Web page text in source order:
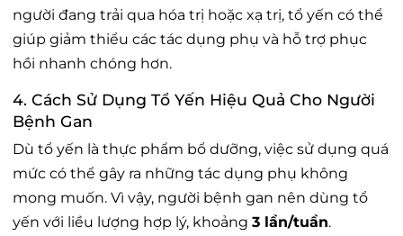
người đang trải qua hóa trị hoặc xạ trị, tổ yến có thể
giúp giảm thiểu các tác dụng phụ và hỗ trợ phục
hồi nhanh chóng hơn.
4. Cách Sử Dụng Tổ Yến Hiệu Quả Cho Người
Bệnh Gan
Dù tổ yến là thực phẩm bổ dưỡng, việc sử dụng quá
mức có thể gây ra những tác dụng phụ không
mong muốn. Vì vậy, người bệnh gan nên dùng tổ
yến với liều lượng hợp lý, khoảng 3 lần/tuần.